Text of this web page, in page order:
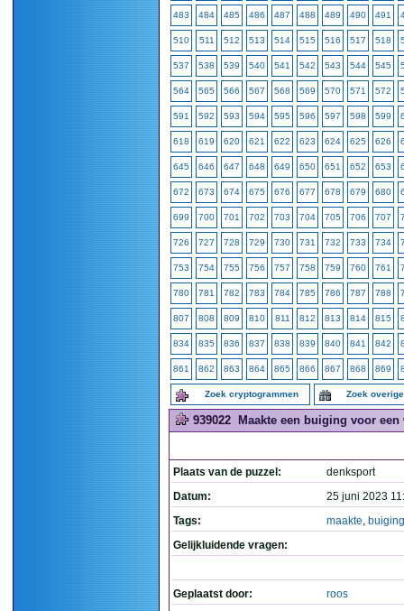
483 484 485 486 487 488 489 490 491
510 511 512 513 514 515 516 517 518
537 538 539 540 541 542 543 544 545
564 565 566 567 568 569 570 571 572
591 592 593 594 595 596 597 598 599
618 619 620 621 622 623 624 625 626
645 646 647 648 649 650 651 652 653
672 673 674 675 676 677 678 679 680
699 700 701 702 703 704 705 706 707
726 727 728 729 730 731 732 733 734
753 754 755 756 757 758 759 760 761
780 781 782 783 784 785 786 787 788
807 808 809 810 811 812 813 814 815
834 835 836 837 838 839 840 841 842
861 862 863 864 865 866 867 868 869
Zoek cryptogrammen Zoek
939022 Maakte een buiging voor een
Plaats van de puzzel:
denksport
Datum:
25 juni 2023
Tags:
maakte, buiging
Gelijkluidende vragen:
Geplaatst door: roos